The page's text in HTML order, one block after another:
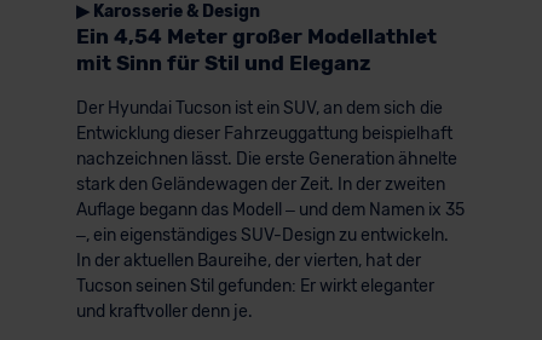
▶ Karosserie & Design
Ein 4,54 Meter großer Modellathlet
mit Sinn für Stil und Eleganz
Der Hyundai Tucson ist ein SUV, an dem sich die
Entwicklung dieser Fahrzeuggattung beispielhaft
nachzeichnen lässt. Die erste Generation ähnelte
stark den Geländewagen der Zeit. In der zweiten
Auflage begann das Modell – und dem Namen ix 35
–, ein eigenständiges SUV-Design zu entwickeln.
In der aktuellen Baureihe, der vierten, hat der
Tucson seinen Stil gefunden: Er wirkt eleganter
und kraftvoller denn je.